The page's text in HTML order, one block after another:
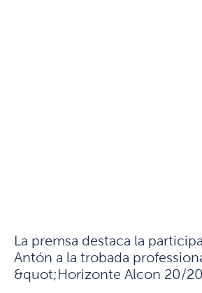
La premsa destaca la
Antón a la trobada
&quot;Horizonte Alcon 20/